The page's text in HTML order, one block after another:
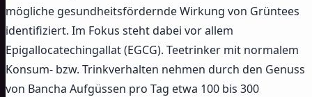
mögliche gesundheitsfördernde Wirkung von Grüntees
identifiziert. Im Fokus steht dabei vor allem
Epigallocatechingallat (EGCG). Teetrinker mit normalem
Konsum- bzw. Trinkverhalten nehmen durch den Genuss
von Bancha Aufgüssen pro Tag etwa 100 bis 300